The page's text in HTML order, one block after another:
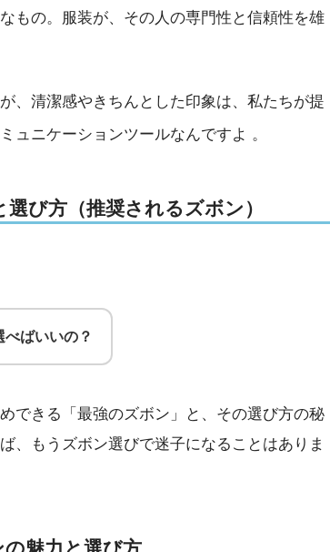
もの。服装が、その人の専門性と信頼性を雄
、清潔感やきちんとした印象は、私たちが提
ュニケーションツールなんですよ 。
び方（推奨されるズボン）
ばいいの？
できる「最強のズボン」と、その選び方の秘
、もうズボン選びで迷子になることはありま